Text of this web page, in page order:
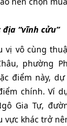
“vĩnh cửu”
vị vô cùng
phường
điểm này,
chính. Ví
Gia Tự,
vực khác trở